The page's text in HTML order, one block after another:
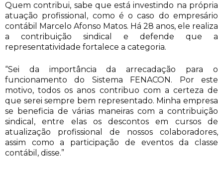
Quem contribui, sabe que está investindo na própria
atuação profissional, como é o caso do empresário
contábil Marcelo Afonso Matos. Há 28 anos, ele realiza
a contribuição sindical e defende que a
representatividade fortalece a categoria.
“Sei da importância da arrecadação para o
funcionamento do Sistema FENACON. Por este
motivo, todos os anos contribuo com a certeza de
que serei sempre bem representado. Minha empresa
se beneficia de várias maneiras com a contribuição
sindical, entre elas os descontos em cursos de
atualização profissional de nossos colaboradores,
assim como a participação de eventos da classe
contábil, disse.”